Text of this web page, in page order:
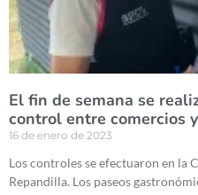
El fin de semana se
control entre comercios
16 de enero de 2023
Los controles se efectuaron en la
Repandilla. Los paseos